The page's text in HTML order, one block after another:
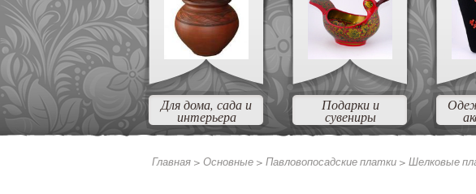
Для дома, сада и
интерьера
Подарки и
сувениры
Главная > Основные > Павловопосадские платки > Шелковые